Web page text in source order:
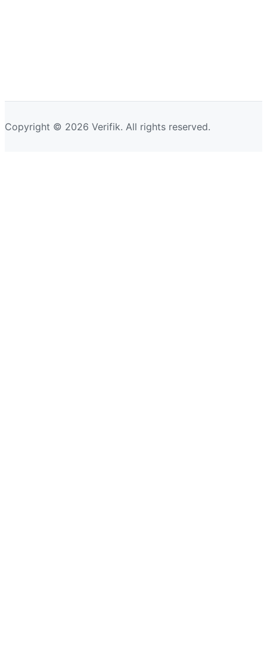
Copyright © 2026 Verifik. All rights reserved.